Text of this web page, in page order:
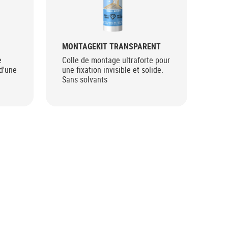
MONTAGEKIT TRANSPARENT
Colle de montage ultraforte pour
une fixation invisible et solide.
Sans solvants